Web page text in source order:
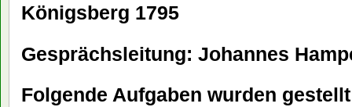
Königsberg 1795
Gesprächsleitung: Johannes
Folgende Aufgaben wurden